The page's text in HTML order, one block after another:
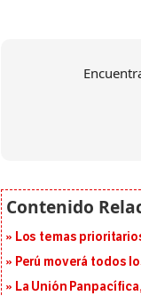
Los temas
Perú moverá todos
La Unión